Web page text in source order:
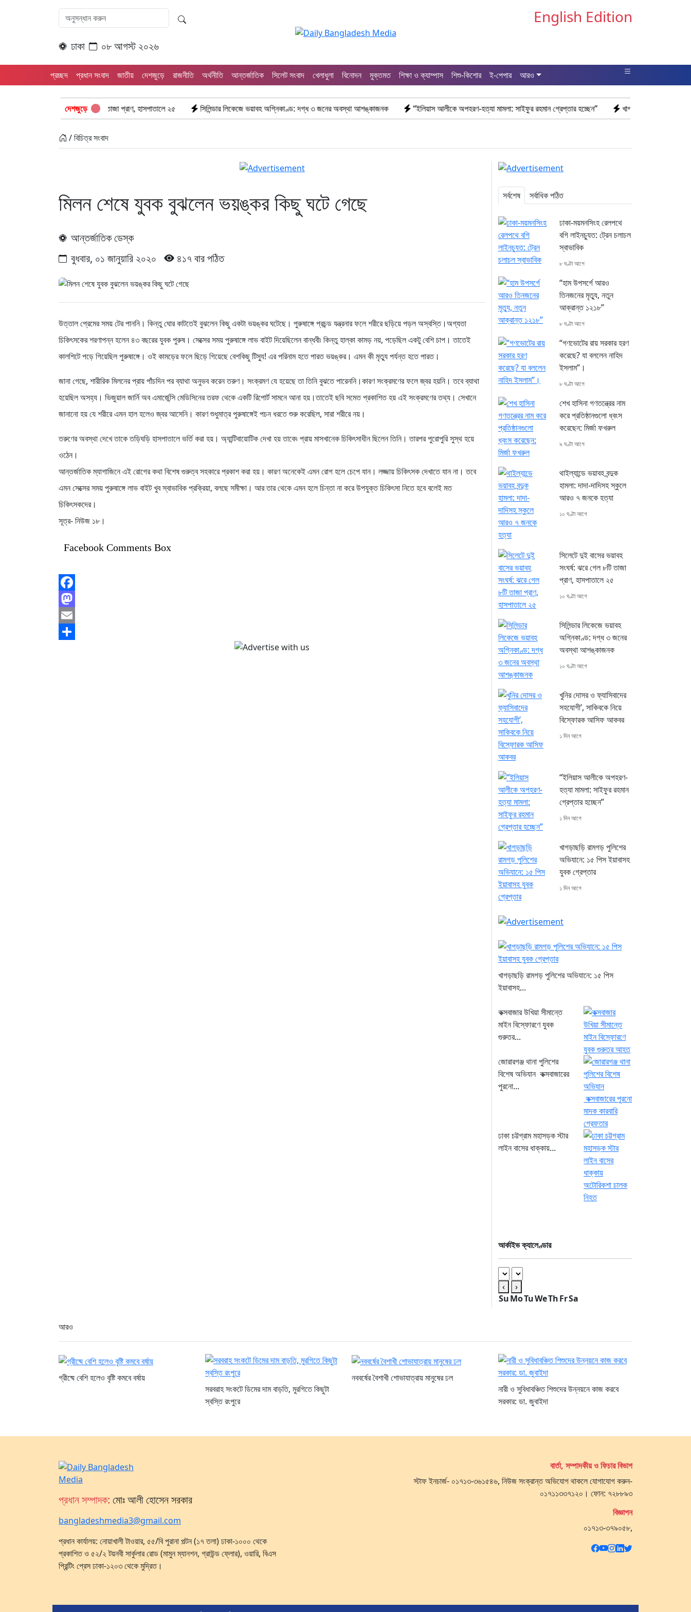
ঢাকা ০৮ আগস্ট ২০২৬
English Edition
প্রচ্ছদ প্রধান সংবাদ জাতীয় দেশজুড়ে রাজনীতি অর্থনীতি আন্তর্জাতিক সিলেট সংবাদ খেলাধুলা বিনোদন মুক্তমত শিক্ষা ও ক্যাম্পাস শিশু-কিশোর ই-পেপার আরও
দেশজুড়ে
সংঘর্ষ: ঝরে গেল ৮টি তাজা প্রাণ, হাসপাতালে ২৫ সিলিন্ডার লিকেজে ভয়াবহ অগ্নিকাণ্ড: দগ্ধ ৩ জনের অবস্থা আশঙ্কাজনক “ইলিয়াস আলীকে অপহরণ-হত্যা মামলা: সাইফুর রহমান গ্রেপ্তার হচ্ছেন” খাগড়াছড়ি রামগড় পুলিশের অভিযানে: ১৫
/ বিচিত্র সংবাদ
মিলন শেষে যুবক বুঝলেন ভয়ঙ্কর কিছু ঘটে গেছে
আন্তর্জাতিক ডেস্ক
বুধবার, ০১ জানুয়ারি ২০২০
৪১৭ বার পঠিত
উত্তাল প্রেমের সময় টের পাননি। কিন্তু ঘোর কাটতেই বুঝলেন কিছু একটা ভয়ঙ্কর ঘটেছে। পুরুষাঙ্গে প্রচন্ড যন্ত্রনার ফলে শরীরে ছড়িয়ে পড়ল অস্বস্তি।অগ্যতা
চিকিৎসকের শরণাপন্ন হলেন ৪৩ বছরের যুবক পুরুষ। সেক্সের সময় পুরুষাঙ্গে লাভ বাইট দিয়েছিলেন বান্ধবী৷ কিন্তু হাল্কা কামড় নয়, পড়েছিল একটু বেশি চাপ। তাতেই
কালশিটে পড়ে গিয়েছিল পুরুষাঙ্গে। ওই কামড়ের ফলে ছিড়ে গিয়েছে বেশকিছু টিস্যু! এর পরিনাম হতে পারত ভয়ঙ্কর। এমন কী মৃত্যু পর্যন্ত হতে পারত।
জানা গেছে, শারীরিক মিলনের প্রায় পাঁচদিন পর ব্যাথা অনুভব করেন তরুণ। সংক্রমণ যে হয়েছে তা তিনি বুঝতে পারেননি।কারণ সংক্রমণের ফলে জ্বর হয়নি। তবে ব্যাথা
হয়েছিল অসহ্য। ভিজুয়াল জার্নি অব এমার্জেন্সি মেডিসিনের তরফ থেকে একটি রিপোর্ট সামনে আনা হয়।তাতেই ছবি সমেত প্রকাশিত হয় এই সংক্রমণের তথ্য। সেখানে
জানানো হয় যে শরীরে এমন হাল হলেও জ্বর আসেনি। কারণ শুধুমাত্র পুরুষাঙ্গেই পচন ধরতে শুরু করেছিল, সারা শরীরে নয়।
তরুণের অবস্থা দেখে তাকে তড়িঘড়ি হাসপাতালে ভর্তি করা হয়। অ্যান্টিবায়োটিক দেখা হয় তাকে৷ প্রায় মাসখানেক চিকিৎসাধীন ছিলেন তিনি। তারপর পুরোপুরি সুস্থ হয়ে
ওঠেন।
আন্তর্জাতিক ম্যাগাজিনে এই রোগের কথা বিশেষ গুরুত্ব সহকারে প্রকাশ করা হয়। কারণ অনেকেই এমন রোগ হলে চেপে যান। লজ্জায় চিকিৎসক দেখাতে যান না। তবে
এমন সেক্সের সময় পুরুষাঙ্গে লাভ বাইট খুব স্বাভাবিক প্রক্রিয়া, বলছে সমীক্ষা। আর তার থেকে এমন হলে চিন্তা না করে উপযুক্ত চিকিৎসা নিতে হবে বলেই মত
চিকিৎসকদের।
সূত্র- নিউজ ১৮।
Facebook Comments Box
Facebook
Mastodon
Email
সর্বশেষ সর্বাধিক পঠিত
ঢাকা-ময়মনসিংহ রেলপথে
বগি লাইনচ্যুত: ট্রেন চলাচল
স্বাভাবিক
৮ ঘণ্টা আগে
“হাম উপসর্গে আরও
তিনজনের মৃত্যু, নতুন
আক্রান্ত ১২১৮”
৮ ঘণ্টা আগে
“গণভোটের রায় সরকার হরণ
করেছে? যা বললেন নাহিদ
ইসলাম”।
৮ ঘণ্টা আগে
শেখ হাসিনা গণতন্ত্রের নাম
করে প্রতিষ্ঠানগুলো ধ্বংস
করেছেন: মির্জা ফখরুল
৯ ঘণ্টা আগে
থাইল্যান্ডে ভয়াবহ বন্দুক
হামলা: দাদা-দাদিসহ স্কুলে
আরও ৭ জনকে হত্যা
১০ ঘণ্টা আগে
সিলেটে দুই বাসের ভয়াবহ
সংঘর্ষ: ঝরে গেল ৮টি তাজা
প্রাণ, হাসপাতালে ২৫
১০ ঘণ্টা আগে
সিলিন্ডার লিকেজে ভয়াবহ
অগ্নিকাণ্ড: দগ্ধ ৩ জনের
অবস্থা আশঙ্কাজনক
১০ ঘণ্টা আগে
খুনির দোসর ও ফ্যাসিবাদের
সহযোগী’, সাকিবকে নিয়ে
বিস্ফোরক আসিফ আকবর
১ দিন আগে
“ইলিয়াস আলীকে অপহরণ-
হত্যা মামলা: সাইফুর রহমান
গ্রেপ্তার হচ্ছেন”
১ দিন আগে
খাগড়াছড়ি রামগড় পুলিশের
অভিযানে: ১৫ পিস ইয়াবাসহ
যুবক গ্রেপ্তার
১ দিন আগে
খাগড়াছড়ি রামগড় পুলিশের অভিযানে: ১৫ পিস
ইয়াবাসহ...
কক্সবাজার উখিয়া সীমান্তে
মাইন বিস্ফোরণে যুবক
গুরুতর...
জোরারগঞ্জ থানা পুলিশের
বিশেষ অভিযান কক্সবাজারের
পুরনো...
ঢাকা চট্টগ্রাম মহাসড়ক স্টার
লাইন বাসের ধাক্কায়...
আর্কাইভ ক্যালেণ্ডার
‹
›
SuMoTuWeThFrSa
আরও
গ্রীষ্মে বেশি হলেও বৃষ্টি কমবে বর্ষায়
সরবরাহ সংকটে ডিমের দাম বাড়তি, মুরগিতে কিছুটা
স্বস্তি রংপুরে
নববর্ষের বৈশাখী শোভাযাত্রায় মানুষের ঢল
নারী ও সুবিধাবঞ্চিত শিশুদের উন্নয়নে কাজ করবে
সরকার: ডা. জুবাইদা
প্রধান সম্পাদক: মোঃ আলী হোসেন সরকার
bangladeshmedia3@gmail.com
প্রধান কার্যালয়: নোয়াখালী টাওয়ার, ৫৫/বি পুরানা পল্টন (১৭ তলা) ঢাকা-১০০০ থেকে
প্রকাশিত ও ৫২/২ টয়নবী সার্কুলার রোড (মামুন ম্যানশন, গ্রাউন্ড ফ্লোর), ওয়ারি, বিএস
প্রিন্টিং প্রেস ঢাকা-১২০৩ থেকে মুদ্রিত।
বার্তা, সম্পাদকীয় ও ফিচার বিভাগ
স্টাফ ইনচার্জ- ০১৭১৩-৩৬১৫৪৬, নিউজ সংক্রান্ত অভিযোগ থাকলে যোগাযোগ করুন-
০১৭১১৩৩৭১২০। ফোন: ৭২৮৮৯৩
বিজ্ঞাপন
০১৭১৩-৩৭৯০৫৮,